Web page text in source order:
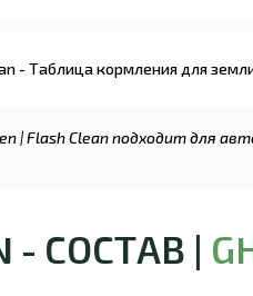
- Таблица кормления для
| Flash Clean подходит для
- СОСТАВ |